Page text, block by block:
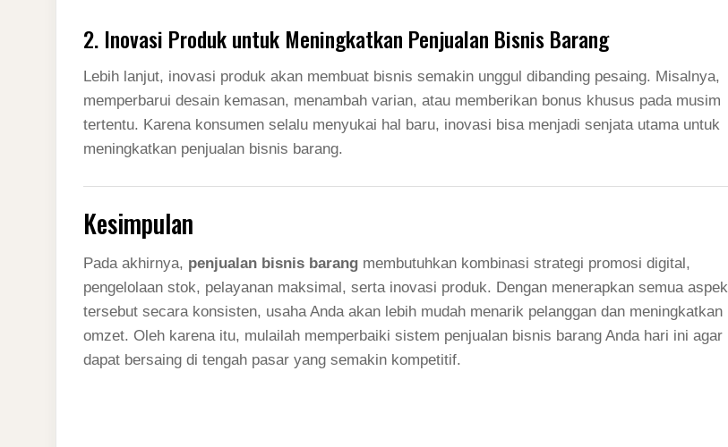
2. Inovasi Produk untuk Meningkatkan Penjualan Bisnis Barang
Lebih lanjut, inovasi produk akan membuat bisnis semakin unggul dibanding pesaing. Misalnya,
memperbarui desain kemasan, menambah varian, atau memberikan bonus khusus pada musim
tertentu. Karena konsumen selalu menyukai hal baru, inovasi bisa menjadi senjata utama untuk
meningkatkan penjualan bisnis barang.
Kesimpulan
Pada akhirnya, penjualan bisnis barang membutuhkan kombinasi strategi promosi digital,
pengelolaan stok, pelayanan maksimal, serta inovasi produk. Dengan menerapkan semua aspek
tersebut secara konsisten, usaha Anda akan lebih mudah menarik pelanggan dan meningkatkan
omzet. Oleh karena itu, mulailah memperbaiki sistem penjualan bisnis barang Anda hari ini agar
dapat bersaing di tengah pasar yang semakin kompetitif.